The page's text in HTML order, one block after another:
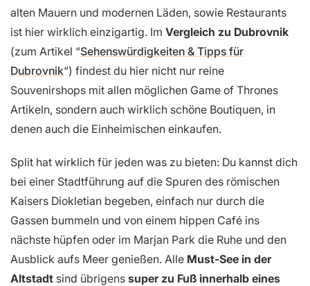
alten Mauern und modernen Läden, sowie Restaurants
ist hier wirklich einzigartig. Im Vergleich zu Dubrovnik
(zum Artikel “Sehenswürdigkeiten & Tipps für
Dubrovnik“) findest du hier nicht nur reine
Souvenirshops mit allen möglichen Game of Thrones
Artikeln, sondern auch wirklich schöne Boutiquen, in
denen auch die Einheimischen einkaufen.
Split hat wirklich für jeden was zu bieten: Du kannst dich
bei einer Stadtführung auf die Spuren des römischen
Kaisers Diokletian begeben, einfach nur durch die
Gassen bummeln und von einem hippen Café ins
nächste hüpfen oder im Marjan Park die Ruhe und den
Ausblick aufs Meer genießen. Alle Must-See in der
Altstadt sind übrigens super zu Fuß innerhalb eines